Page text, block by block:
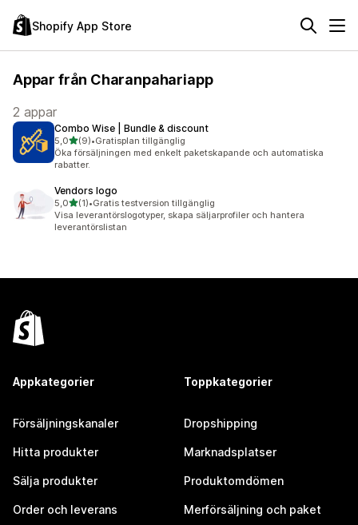
Shopify App Store
Appar från Charanpahariapp
2 appar
Combo Wise | Bundle & discount
5,0av 5 stjärnor
(9)
9 recensioner totalt
•Gratisplan tillgänglig
Öka försäljningen med enkelt paketskapande och automatiska
rabatter.
Vendors logo
5,0av 5 stjärnor
(1)
1 recensioner totalt
•Gratis testversion tillgänglig
Visa leverantörslogotyper, skapa säljarprofiler och hantera
leverantörslistan
Appkategorier
Försäljningskanaler
Hitta produkter
Sälja produkter
Order och leverans
Toppkategorier
Dropshipping
Marknadsplatser
Produktomdömen
Merförsäljning och paket